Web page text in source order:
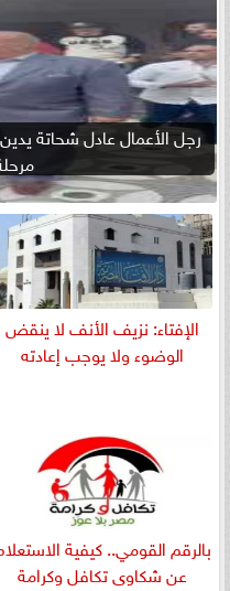
رجل الأعمال عادل شحاتة
الإفتاء: نزيف الأنف لا ينقض
الوضوء ولا يوجب إعادته
بالرقم القومي.. كيفية
عن شكاوى تكافل وكرامة